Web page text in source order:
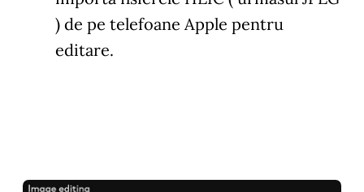
) de pe telefoane Apple pentru
editare.